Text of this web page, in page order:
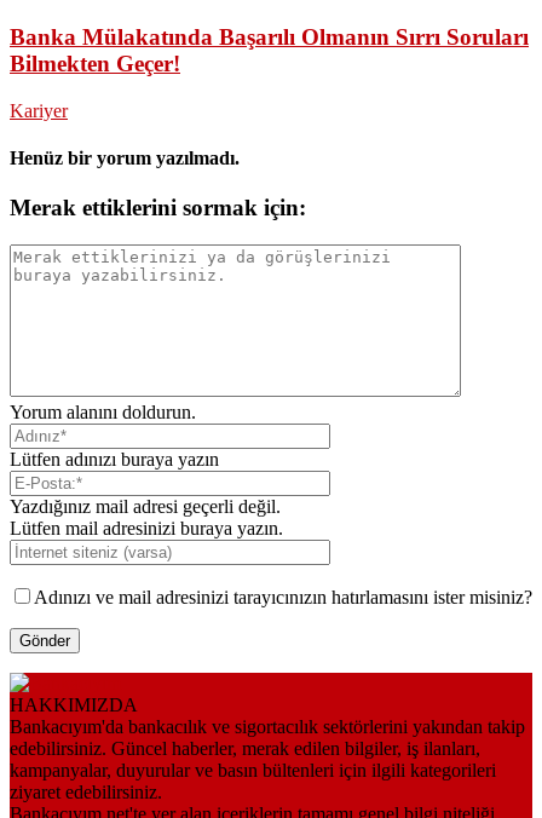
Banka Mülakatında Başarılı Olmanın Sırrı Soruları
Bilmekten Geçer!
Kariyer
Henüz bir yorum yazılmadı.
Merak ettiklerini sormak için:
Yorum alanını doldurun.
Lütfen adınızı buraya yazın
Yazdığınız mail adresi geçerli değil.
Lütfen mail adresinizi buraya yazın.
Adınızı ve mail adresinizi tarayıcınızın hatırlamasını ister misiniz?
HAKKIMIZDA
Bankacıyım'da bankacılık ve sigortacılık sektörlerini yakından takip
edebilirsiniz. Güncel haberler, merak edilen bilgiler, iş ilanları,
kampanyalar, duyurular ve basın bültenleri için ilgili kategorileri
ziyaret edebilirsiniz.
Bankacıyım.net'te yer alan içeriklerin tamamı genel bilgi niteliği